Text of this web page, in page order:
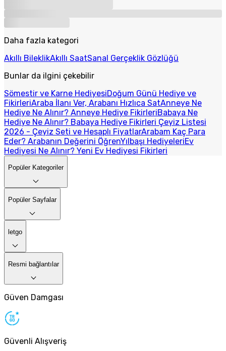
Daha fazla kategori
Akıllı BileklikAkıllı SaatSanal Gerçeklik Gözlüğü
Bunlar da ilgini çekebilir
Sömestir ve Karne HediyesiDoğum Günü Hediye ve
FikirleriAraba İlanı Ver, Arabanı Hızlıca SatAnneye Ne
Hediye Ne Alınır? Anneye Hediye FikirleriBabaya Ne
Hediye Ne Alınır? Babaya Hediye Fikirleri Çeyiz Listesi
2026 - Çeyiz Seti ve Hesaplı FiyatlarArabam Kaç Para
Eder? Arabanın Değerini ÖğrenYılbaşı HediyeleriEv
Hediyesi Ne Alınır? Yeni Ev Hediyesi Fikirleri
Popüler Kategoriler
Popüler Sayfalar
letgo
Resmi bağlantılar
Güven Damgası
Güvenli Alışveriş